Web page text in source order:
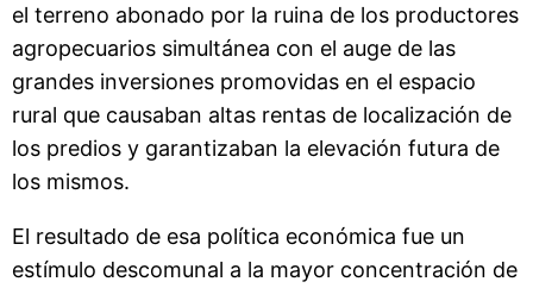
el terreno abonado por la ruina de los productores
agropecuarios simultánea con el auge de las
grandes inversiones promovidas en el espacio
rural que causaban altas rentas de localización de
los predios y garantizaban la elevación futura de
los mismos.
El resultado de esa política económica fue un
estímulo descomunal a la mayor concentración de